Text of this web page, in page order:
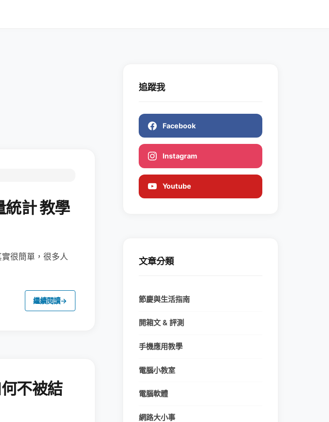
計 教學
很簡單，很多人
繼續閱讀→
不被結
追蹤我
Facebook
Instagram
Youtube
文章分類
節慶與生活指南
開箱文 & 評測
手機應用教學
電腦小教室
電腦軟體
網路大小事